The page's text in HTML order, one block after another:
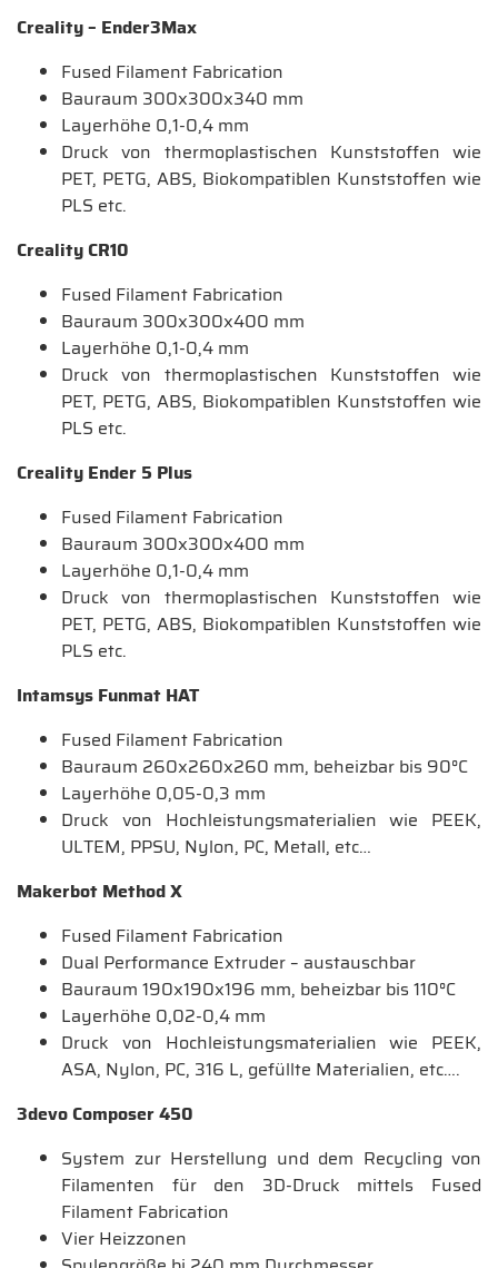
Creality – Ender3Max
Fused Filament Fabrication
Bauraum 300x300x340 mm
Layerhöhe 0,1-0,4 mm
Druck von thermoplastischen Kunststoffen wie
PET, PETG, ABS, Biokompatiblen Kunststoffen wie
PLS etc.
Creality CR10
Fused Filament Fabrication
Bauraum 300x300x400 mm
Layerhöhe 0,1-0,4 mm
Druck von thermoplastischen Kunststoffen wie
PET, PETG, ABS, Biokompatiblen Kunststoffen wie
PLS etc.
Creality Ender 5 Plus
Fused Filament Fabrication
Bauraum 300x300x400 mm
Layerhöhe 0,1-0,4 mm
Druck von thermoplastischen Kunststoffen wie
PET, PETG, ABS, Biokompatiblen Kunststoffen wie
PLS etc.
Intamsys Funmat HAT
Fused Filament Fabrication
Bauraum 260x260x260 mm, beheizbar bis 90°C
Layerhöhe 0,05-0,3 mm
Druck von Hochleistungsmaterialien wie PEEK,
ULTEM, PPSU, Nylon, PC, Metall, etc…
Makerbot Method X
Fused Filament Fabrication
Dual Performance Extruder – austauschbar
Bauraum 190x190x196 mm, beheizbar bis 110°C
Layerhöhe 0,02-0,4 mm
Druck von Hochleistungsmaterialien wie PEEK,
ASA, Nylon, PC, 316 L, gefüllte Materialien, etc….
3devo Composer 450
System zur Herstellung und dem Recycling von
Filamenten für den 3D-Druck mittels Fused
Filament Fabrication
Vier Heizzonen